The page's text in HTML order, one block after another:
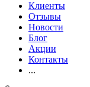
Клиенты
Отзывы
Новости
Блог
Акции
Контакты
...